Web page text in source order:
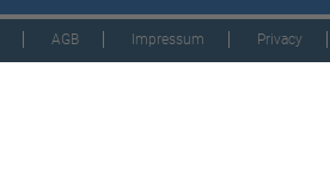
AGB Impressum Privacy